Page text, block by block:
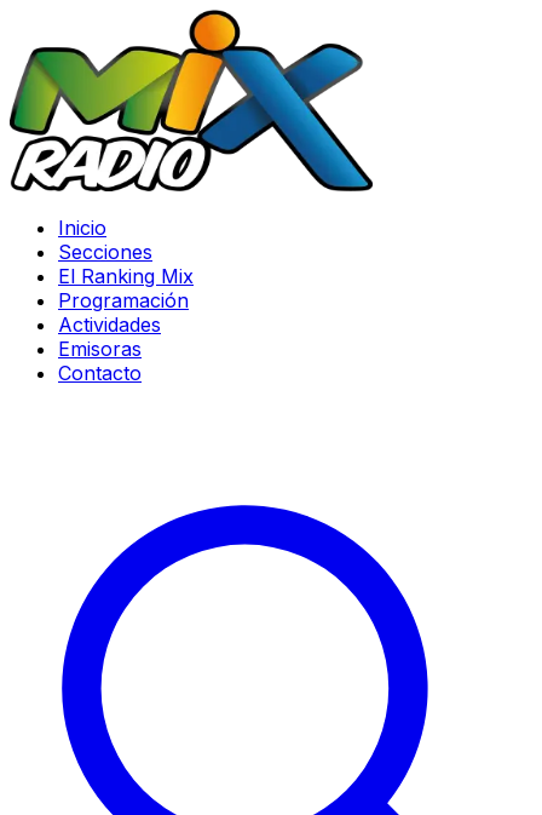
Inicio
Secciones
El Ranking Mix
Programación
Actividades
Emisoras
Contacto